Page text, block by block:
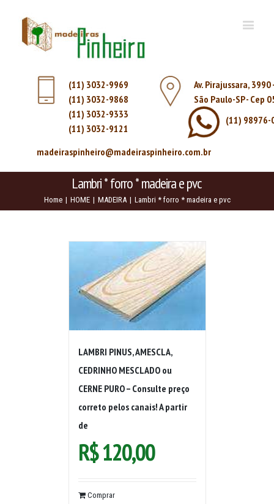
(11) 3032-9969
(11) 3032-9868
(11) 3032-9333
(11) 3032-9121
Av. Pirajussara,
São Paulo-SP - Cep
(11) 98976-
madeiraspinheiro@madeiraspinheiro.com.br
Lambri * forro * madeira e pvc
Home | HOME | MADEIRA | Lambri * forro * madeira e pvc
LAMBRI PINUS, AMESCLA,
CEDRINHO MESCLADO ou
CERNE PURO – Consulte preço
correto pelos canais! A partir
de
R$120,00
Comprar